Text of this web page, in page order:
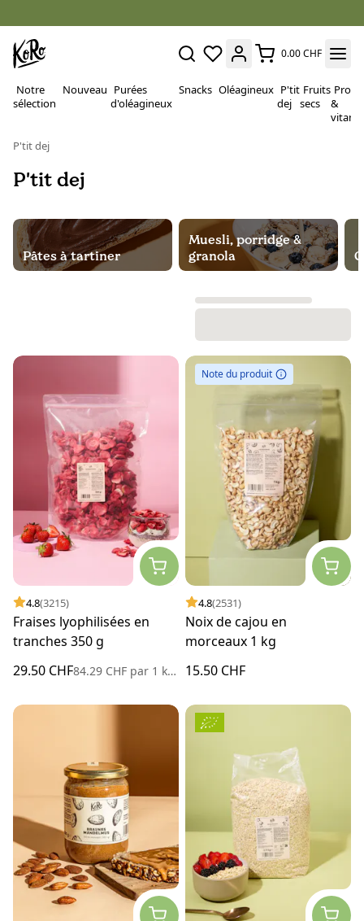
0.00 CHF
Notre
sélection
Nouveau Purées
d'oléagineux
Snacks Oléagineux P'tit
dej
Fruits
secs
&
P'tit dej
P'tit dej
Pâtes à tartiner
Muesli, porridge &
granola
4.8(3215)
Fraises lyophilisées en
tranches 350 g
29.50 CHF84.29 CHF par 1 kilogramme
Note du produit
4.8(2531)
Noix de cajou en
morceaux 1 kg
15.50 CHF